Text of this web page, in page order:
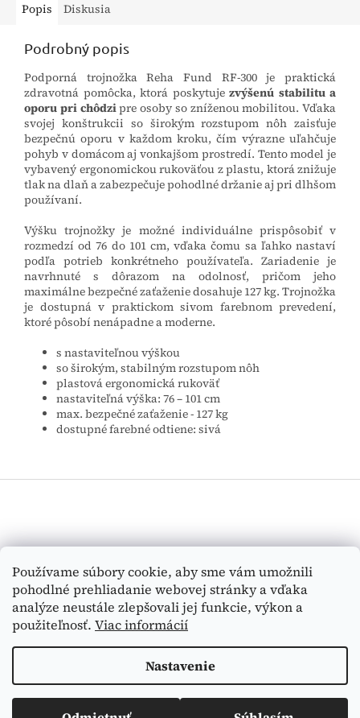
Používame súbory cookie, aby sme vám umožnili
pohodlné prehliadanie webovej stránky a vďaka
analýze neustále zlepšovali jej funkcie, výkon a
použiteľnosť. Viac informácií
Nastavenie
Popis Diskusia
Podrobný popis
Podporná trojnožka Reha Fund RF-300 je praktická
zdravotná pomôcka, ktorá poskytuje zvýšenú stabilitu a
oporu pri chôdzipre osoby so zníženou mobilitou. Vďaka
svojej konštrukcii so širokým rozstupom nôh zaisťuje
bezpečnú oporu v každom kroku, čím výrazne uľahčuje
pohyb v domácom aj vonkajšom prostredí. Tento model je
vybavený ergonomickou rukoväťou z plastu, ktorá znižuje
tlak na dlaň a zabezpečuje pohodlné držanie aj pri dlhšom
používaní.
Výšku trojnožky je možné individuálne prispôsobiť v
rozmedzí od 76 do 101 cm, vďaka čomu sa ľahko nastaví
podľa potrieb konkrétneho používateľa. Zariadenie je
navrhnuté s dôrazom na odolnosť, pričom jeho
maximálne bezpečné zaťaženie dosahuje 127 kg. Trojnožka
je dostupná v praktickom sivom farebnom prevedení,
ktoré pôsobí nenápadne a moderne.
s nastaviteľnou výškou
so širokým, stabilným rozstupom nôh
plastová ergonomická rukoväť
nastaviteľná výška: 76 – 101 cm
max. bezpečné zaťaženie - 127 kg
dostupné farebné odtiene: sivá
ä
HĽADAŤ
Vytvoril Shoptet